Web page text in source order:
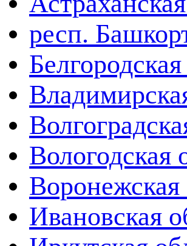
респ.
Вологодская
Воронежская
Ивановская